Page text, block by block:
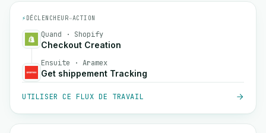
⚡ DÉCLENCHEUR→ACTION
Quand · Shopify
Checkout Creation
Ensuite · Aramex
Get shippement Tracking
UTILISER CE FLUX DE TRAVAIL